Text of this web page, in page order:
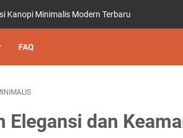
Kanopi Minimalis Modern Terbaru
FAQ
Elegansi dan